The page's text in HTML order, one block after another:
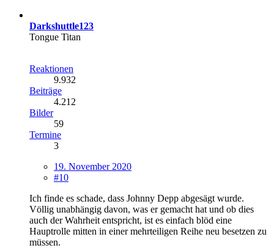
Darkshuttle123
Tongue Titan
Reaktionen
9.932
Beiträge
4.212
Bilder
59
Termine
3
19. November 2020
#10
Ich finde es schade, dass Johnny Depp abgesägt wurde.
Völlig unabhängig davon, was er gemacht hat und ob dies
auch der Wahrheit entspricht, ist es einfach blöd eine
Hauptrolle mitten in einer mehrteiligen Reihe neu besetzen zu
müssen.